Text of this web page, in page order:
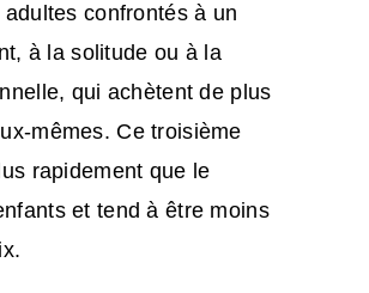
confrontés à un
à la solitude ou à la
qui achètent de plus
mêmes. Ce troisième
rapidement que le
et tend à être moins